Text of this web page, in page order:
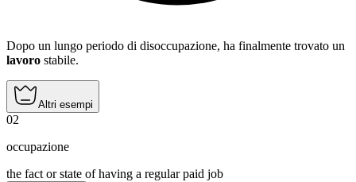
Dopo un lungo periodo di disoccupazione, ha finalmente trovato un
lavoro stabile.
Altri esempi
02
occupazione
the fact or state of having a regular paid job